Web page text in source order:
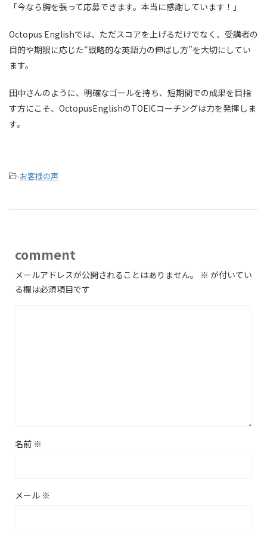
「今なら胸を張って応募できます。本当に感謝しています！」
Octopus Englishでは、ただスコアを上げるだけでなく、受講者の
目的や期限に応じた“戦略的な英語力の伸ばし方”を大切にしてい
ます。
田中さんのように、明確なゴールを持ち、短期間での成果を目指
す方にこそ、OctopusEnglishのTOEICコーチングは力を発揮しま
す。
-お客様の声
comment
メールアドレスが公開されることはありません。 ※ が付いてい
る欄は必須項目です
名前 ※
メール ※